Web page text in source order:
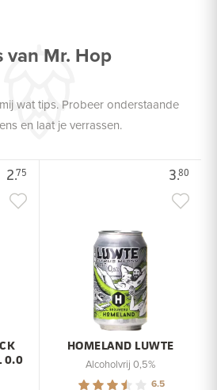
van Mr. Hop
wat tips. Probeer onderstaande
en laat je verrassen.
2.75
0.0
3.80
HOMELAND LUWTE
Alcoholvrij 0,5%
6.5